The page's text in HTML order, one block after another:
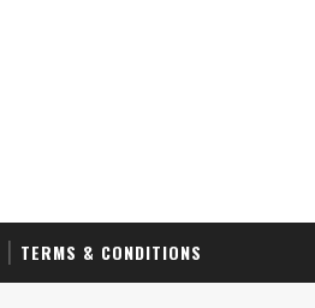
TERMS & CONDITIONS